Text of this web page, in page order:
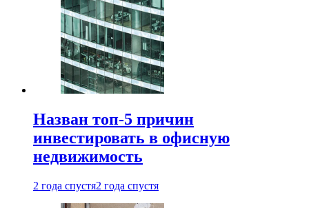
Назван топ-5 причин
инвестировать в офисную
недвижимость
2 года спустя2 года спустя